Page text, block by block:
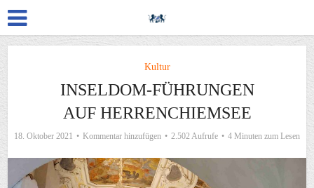
Kultur
INSELDOM-FÜHRUNGEN
AUF HERRENCHIEMSEE
18. Oktober 2021 Kommentar hinzufügen 2.502 Aufrufe 4 Minuten zum Lesen